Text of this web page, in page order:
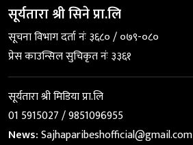
सूर्यतारा श्री सिने प्रा.लि
सूचना विभाग दर्ता नंः ३६८० / ०७९-०८०
प्रेस काउन्सिल सुचिकृत नंः ३३६१
सूर्यतारा श्री मिडिया प्रा.लि
01 5915027 / 9851096955
News:Sajhaparibeshofficial@gmail.com